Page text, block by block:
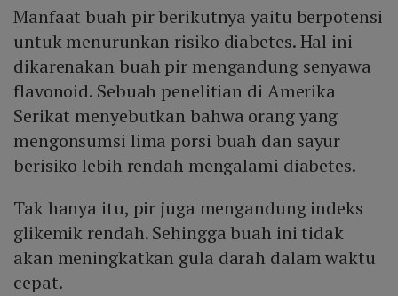
Manfaat buah pir berikutnya yaitu berpotensi
untuk menurunkan risiko diabetes. Hal ini
dikarenakan buah pir mengandung senyawa
flavonoid. Sebuah penelitian di Amerika
Serikat menyebutkan bahwa orang yang
mengonsumsi lima porsi buah dan sayur
berisiko lebih rendah mengalami diabetes.
Tak hanya itu, pir juga mengandung indeks
glikemik rendah. Sehingga buah ini tidak
akan meningkatkan gula darah dalam waktu
cepat.